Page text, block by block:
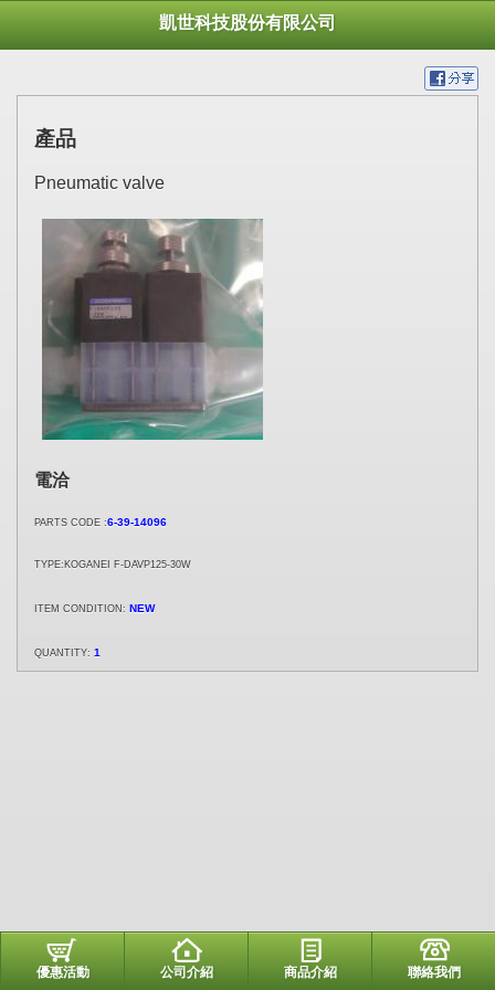
凱世科技股份有限公司
產品
Pneumatic valve
電洽
PARTS CODE :6-39-14096
TYPE:KOGANEI F-DAVP125-30W
ITEM CONDITION: NEW
QUANTITY: 1
優惠活動 公司介紹 商品介紹 聯絡我們